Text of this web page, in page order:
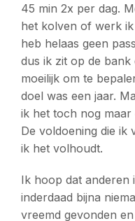
45 min 2x per dag.
het kolven of werk
heb helaas geen
dus ik zit op de
moeilijk om te
doel was een jaar.
ik het toch nog
De voldoening die ik
ik het volhoudt.
Ik hoop dat anderen
inderdaad bijna
vreemd gevonden